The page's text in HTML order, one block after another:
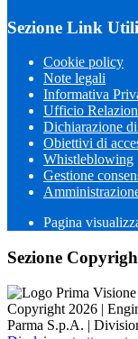
Sezione Link Utili
Cookie policy
Note legali
Informativa
Ufficio
Dichiarazione
Obiettivi di
Whistleblowing
Gestione
Pagina
Sezione
Copyright 2026 |
Parma S.p.A. |